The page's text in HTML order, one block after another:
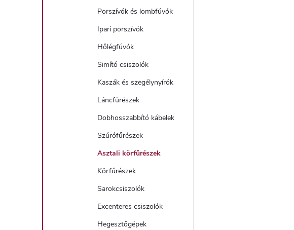
Porszívók és lombfúvók
Ipari porszívók
Hőlégfúvók
Simító csiszolók
Kaszák és szegélynyírók
Láncfűrészek
Dobhosszabbító kábelek
Szúrófűrészek
Asztali körfűrészek
Körfűrészek
Sarokcsiszolók
Excenteres csiszolók
Hegesztőgépek